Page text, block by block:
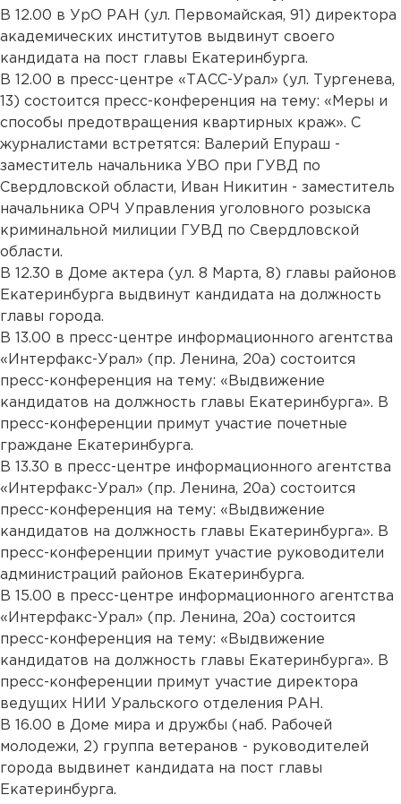
В 12.00 в УрО РАН (ул. Первомайская, 91) директора
академических институтов выдвинут своего
кандидата на пост главы Екатеринбурга.
В 12.00 в пресс-центре «ТАСС-Урал» (ул. Тургенева,
13) состоится пресс-конференция на тему: «Меры и
способы предотвращения квартирных краж». С
журналистами встретятся: Валерий Епураш -
заместитель начальника УВО при ГУВД по
Свердловской области, Иван Никитин - заместитель
начальника ОРЧ Управления уголовного розыска
криминальной милиции ГУВД по Свердловской
области.
В 12.30 в Доме актера (ул. 8 Марта, 8) главы районов
Екатеринбурга выдвинут кандидата на должность
главы города.
В 13.00 в пресс-центре информационного агентства
«Интерфакс-Урал» (пр. Ленина, 20а) состоится
пресс-конференция на тему: «Выдвижение
кандидатов на должность главы Екатеринбурга». В
пресс-конференции примут участие почетные
граждане Екатеринбурга.
В 13.30 в пресс-центре информационного агентства
«Интерфакс-Урал» (пр. Ленина, 20а) состоится
пресс-конференция на тему: «Выдвижение
кандидатов на должность главы Екатеринбурга». В
пресс-конференции примут участие руководители
администраций районов Екатеринбурга.
В 15.00 в пресс-центре информационного агентства
«Интерфакс-Урал» (пр. Ленина, 20а) состоится
пресс-конференция на тему: «Выдвижение
кандидатов на должность главы Екатеринбурга». В
пресс-конференции примут участие директора
ведущих НИИ Уральского отделения РАН.
В 16.00 в Доме мира и дружбы (наб. Рабочей
молодежи, 2) группа ветеранов - руководителей
города выдвинет кандидата на пост главы
Екатеринбурга.